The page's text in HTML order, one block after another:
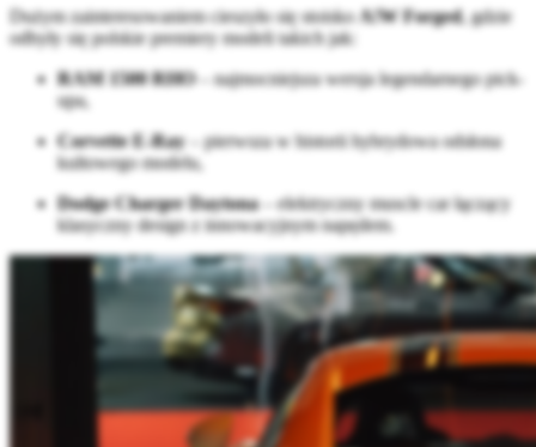
Dużym zainteresowaniem cieszyło się stoiskoA!W Forged, gdzie
odbyły się polskie premiery modeli takich jak:
RAM 1500 RHO– najmocniejsza wersja legendarnego pick-
upa,
Corvette E-Ray– pierwsza w historii hybrydowa odsłona
kultowego modelu,
Dodge Charger Daytona– elektryczny muscle car łączący
klasyczny design z innowacyjnym napędem.